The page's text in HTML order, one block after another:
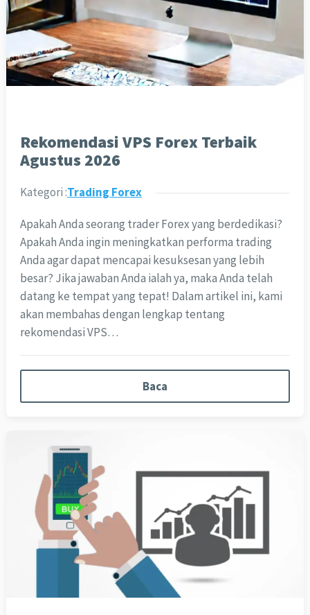
Rekomendasi VPS Forex Terbaik
Agustus 2026
Kategori :Trading Forex
Apakah Anda seorang trader Forex yang berdedikasi?
Apakah Anda ingin meningkatkan performa trading
Anda agar dapat mencapai kesuksesan yang lebih
besar? Jika jawaban Anda ialah ya, maka Anda telah
datang ke tempat yang tepat! Dalam artikel ini, kami
akan membahas dengan lengkap tentang
rekomendasi VPS…
Baca